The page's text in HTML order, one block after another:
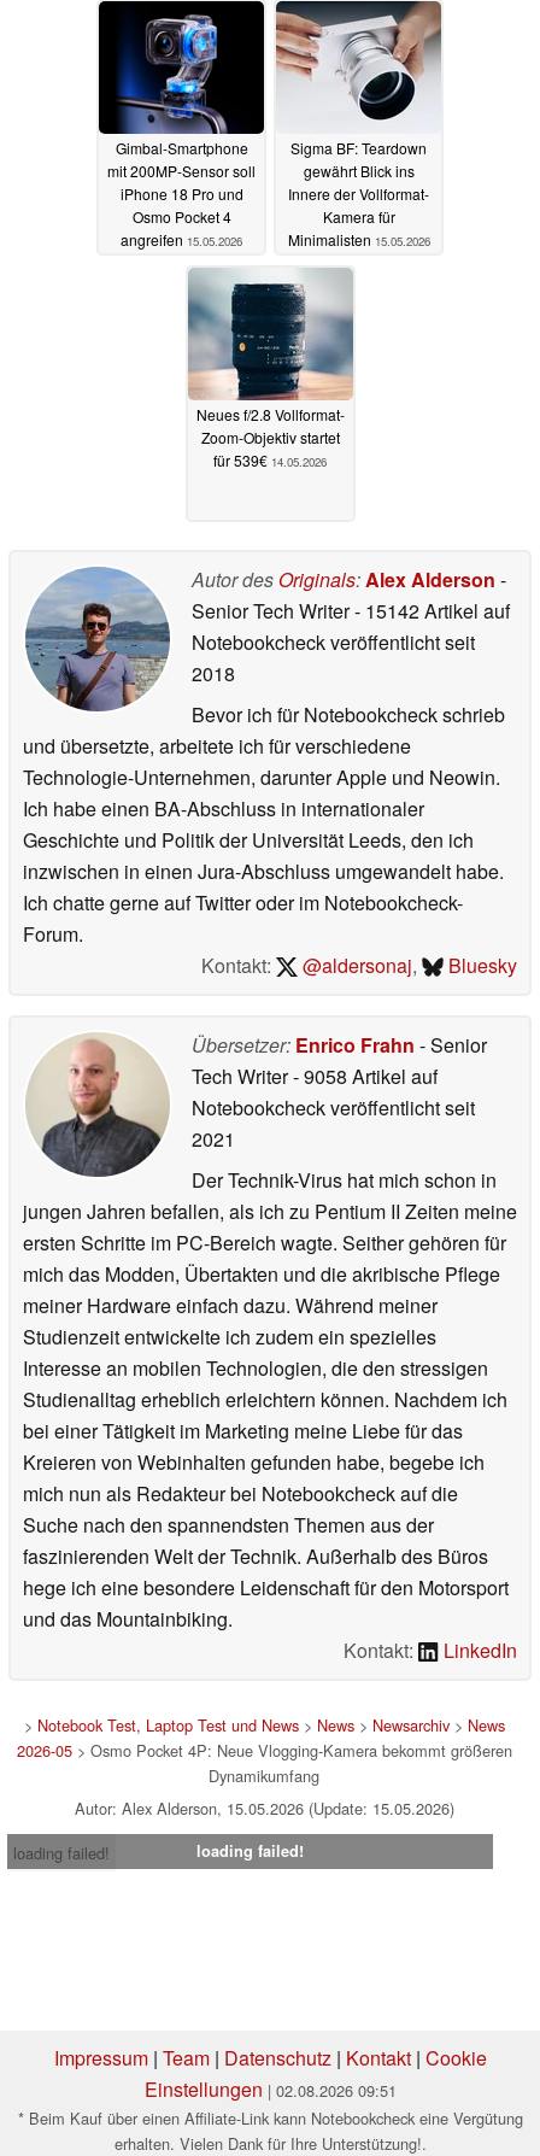
Gimbal-Smartphone
mit 200MP-Sensor soll
iPhone 18 Pro und
Osmo Pocket 4
angreifen 15.05.2026
Sigma BF: Teardown
gewährt Blick ins
Innere der Vollformat-
Kamera für
Minimalisten 15.05.2026
Neues f/2.8 Vollformat-
Zoom-Objektiv startet
für 539€ 14.05.2026
Autor des Originals: Alex Alderson -
Senior Tech Writer- 15142 Artikel auf
Notebookcheck veröffentlichtseit
2018
Bevor ich für Notebookcheck schrieb
und übersetzte, arbeitete ich für verschiedene
Technologie-Unternehmen, darunter Apple und Neowin.
Ich habe einen BA-Abschluss in internationaler
Geschichte und Politik der Universität Leeds, den ich
inzwischen in einen Jura-Abschluss umgewandelt habe.
Ich chatte gerne auf Twitter oder im Notebookcheck-
Forum.
Kontakt:
@aldersonaj, Bluesky
Übersetzer: Enrico Frahn - Senior
Tech Writer- 9058 Artikel auf
Notebookcheck veröffentlichtseit
2021
Der Technik-Virus hat mich schon in
jungen Jahren befallen, als ich zu Pentium II Zeiten meine
ersten Schritte im PC-Bereich wagte. Seither gehören für
mich das Modden, Übertakten und die akribische Pflege
meiner Hardware einfach dazu. Während meiner
Studienzeit entwickelte ich zudem ein spezielles
Interesse an mobilen Technologien, die den stressigen
Studienalltag erheblich erleichtern können. Nachdem ich
bei einer Tätigkeit im Marketing meine Liebe für das
Kreieren von Webinhalten gefunden habe, begebe ich
mich nun als Redakteur bei Notebookcheck auf die
Suche nach den spannendsten Themen aus der
faszinierenden Welt der Technik. Außerhalb des Büros
hege ich eine besondere Leidenschaft für den Motorsport
und das Mountainbiking.
Kontakt:
LinkedIn
> Notebook Test, Laptop Test und News> News> Newsarchiv> News
2026-05> Osmo Pocket 4P: Neue Vlogging-Kamera bekommt größeren
Dynamikumfang
Autor: Alex Alderson, 15.05.2026 (Update: 15.05.2026)
loading failed!
loading failed!
Impressum| Team| Datenschutz | Kontakt| Cookie
Einstellungen | 02.08.2026 09:51
* Beim Kauf über einen Affiliate-Link kann Notebookcheck eine Vergütung
erhalten. Vielen Dank für Ihre Unterstützung!.